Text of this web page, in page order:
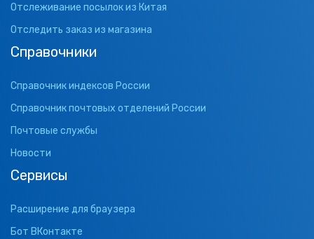
Отслеживание посылок из Китая
Отследить заказ из магазина
Справочники
Справочник индексов России
Справочник почтовых отделений России
Почтовые службы
Новости
Сервисы
Расширение для браузера
Бот ВКонтакте